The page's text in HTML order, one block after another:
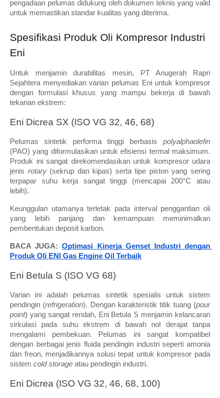
pengadaan pelumas didukung oleh dokumen teknis yang valid
untuk memastikan standar kualitas yang diterima.
Spesifikasi Produk Oli Kompresor Industri
Eni
Untuk menjamin durabilitas mesin, PT Anugerah Rapri
Sejahtera menyediakan varian pelumas Eni untuk kompresor
dengan formulasi khusus yang mampu bekerja di bawah
tekanan ekstrem:
Eni Dicrea SX (ISO VG 32, 46, 68)
Pelumas sintetik performa tinggi berbasis polyalphaolefin
(PAO) yang diformulasikan untuk efisiensi termal maksimum.
Produk ini sangat direkomendasikan untuk kompresor udara
jenis rotary (sekrup dan kipas) serta tipe piston yang sering
terpapar suhu kerja sangat tinggi (mencapai 200°C atau
lebih).
Keunggulan utamanya terletak pada interval penggantian oli
yang lebih panjang dan kemampuan meminimalkan
pembentukan deposit karbon.
BACA JUGA: Optimasi Kinerja Genset Industri dengan
Produk Oli ENI Gas Engine Oil Terbaik
Eni Betula S (ISO VG 68)
Varian ini adalah pelumas sintetik spesialis untuk sistem
pendingin (refrigeration). Dengan karakteristik titik tuang (pour
point) yang sangat rendah, Eni Betula S menjamin kelancaran
sirkulasi pada suhu ekstrem di bawah nol derajat tanpa
mengalami pembekuan. Pelumas ini sangat kompatibel
dengan berbagai jenis fluida pendingin industri seperti amonia
dan freon, menjadikannya solusi tepat untuk kompresor pada
sistem cold storage atau pendingin industri.
Eni Dicrea (ISO VG 32, 46, 68, 100)